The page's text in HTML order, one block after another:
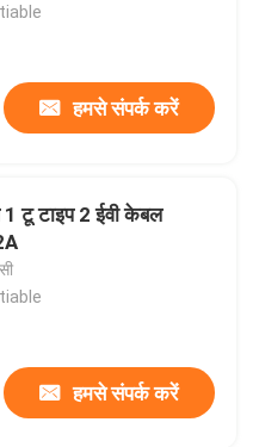
हमसे संपर्क करें
1 टू टाइप 2 ईवी केबल
हमसे संपर्क करें